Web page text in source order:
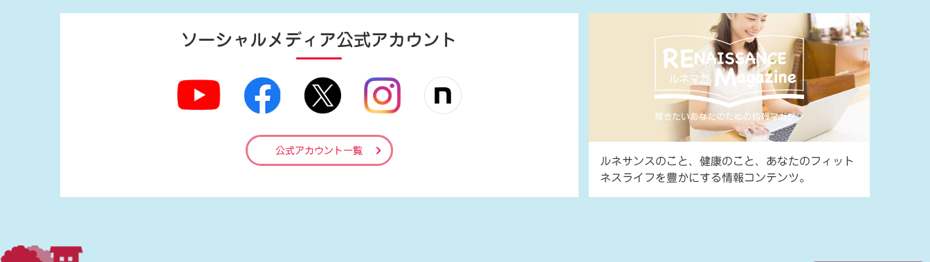
ソーシャルメディア公式アカウント
公式アカウント一覧
ルネサンスのこと、健康のこと、あなたのフィット
ネスライフを豊かにする情報コンテンツ。